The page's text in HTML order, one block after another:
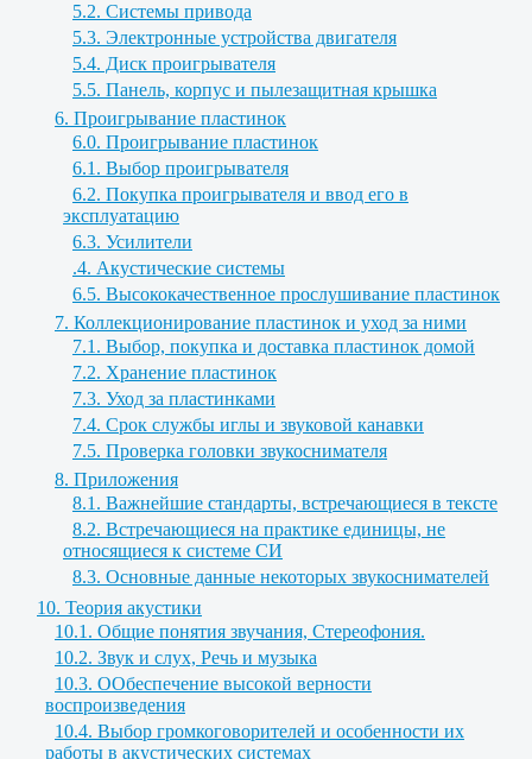
5.2. Системы привода
5.3. Электронные устройства двигателя
5.4. Диск проигрывателя
5.5. Панель, корпус и пылезащитная крышка
6. Проигрывание пластинок
6.0. Проигрывание пластинок
6.1. Выбор проигрывателя
6.2. Покупка проигрывателя и ввод его в
эксплуатацию
6.3. Усилители
.4. Акустические системы
6.5. Высококачественное прослушивание пластинок
7. Коллекционирование пластинок и уход за ними
7.1. Выбор, покупка и доставка пластинок домой
7.2. Хранение пластинок
7.3. Уход за пластинками
7.4. Срок службы иглы и звуковой канавки
7.5. Проверка головки звукоснимателя
8. Приложения
8.1. Важнейшие стандарты, встречающиеся в тексте
8.2. Встречающиеся на практике единицы, не
относящиеся к системе СИ
8.3. Основные данные некоторых звукоснимателей
10. Теория акустики
10.1. Общие понятия звучания, Стереофония.
10.2. Звук и слух, Речь и музыка
10.3. ООбеспечение высокой верности
воспроизведения
10.4. Выбор громкоговорителей и особенности их
работы в акустических системах